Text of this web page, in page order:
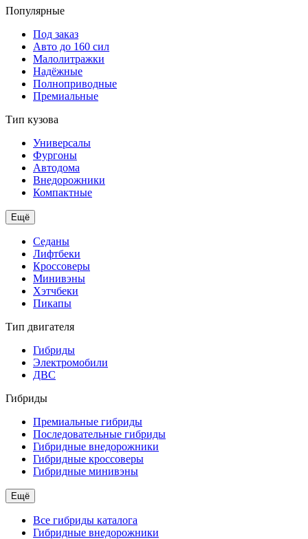
Популярные
Под заказ
Авто до 160 сил
Малолитражки
Надёжные
Полноприводные
Премиальные
Тип кузова
Универсалы
Фургоны
Автодома
Внедорожники
Компактные
Ещё
Седаны
Лифтбеки
Кроссоверы
Минивэны
Хэтчбеки
Пикапы
Тип двигателя
Гибриды
Электромобили
ДВС
Гибриды
Премиальные гибриды
Последовательные гибриды
Гибридные внедорожники
Гибридные кроссоверы
Гибридные минивэны
Ещё
Все гибриды каталога
Гибридные внедорожники